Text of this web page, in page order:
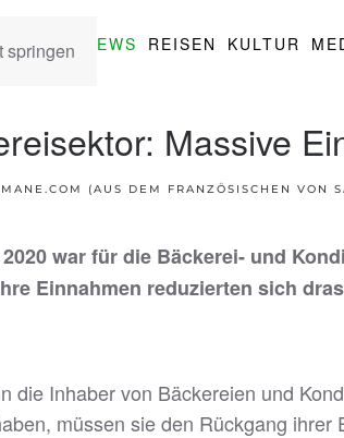
springen NEWS REISEN KULTUR
Massive
(AUS DEM FRANZÖSISCHEN VON
war für die Bäckerei- und
Einnahmen reduzierten sich
die Inhaber von Bäckereien und
müssen sie den Rückgang ihrer